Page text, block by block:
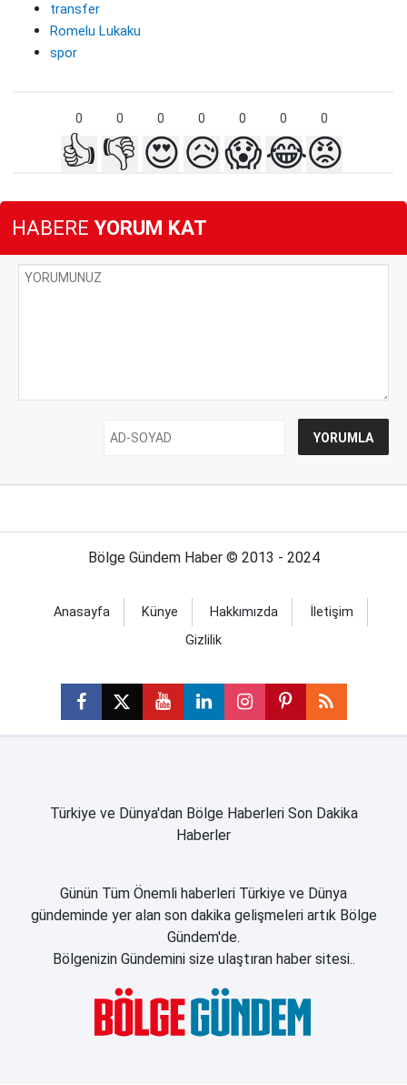
transfer
Romelu Lukaku
spor
0 0 0 0 0 0 0
👍 👎 😍😥😱😂😡
HABERE YORUM KAT
Bölge Gündem Haber © 2013 - 2024
Anasayfa Künye Hakkımızda
İletişim
Gizlilik
Türkiye ve Dünya'dan Bölge Haberleri Son Dakika
Haberler
Günün Tüm Önemli haberleri Türkiye ve Dünya
gündeminde yer alan son dakika gelişmeleri artık Bölge
Gündem'de.
Bölgenizin Gündemini size ulaştıran haber sitesi..